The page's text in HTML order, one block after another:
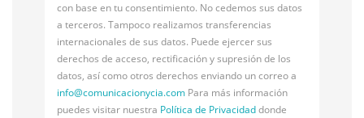
con base en tu consentimiento. No cedemos sus datos
a terceros. Tampoco realizamos transferencias
internacionales de sus datos. Puede ejercer sus
derechos de acceso, rectificación y supresión de los
datos, así como otros derechos enviando un correo a
info@comunicacionycia.com Para más información
puedes visitar nuestra Política de Privacidaddonde